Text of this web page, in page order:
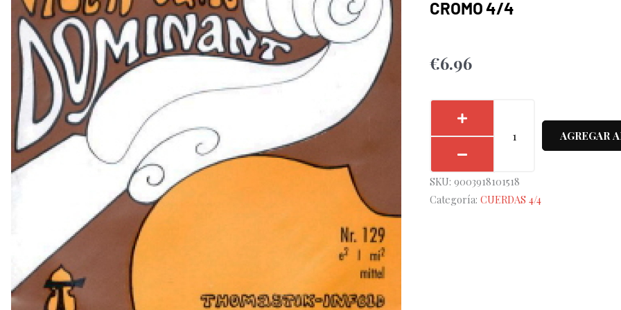
CROMO 4/4
€6.96
Dominant
AGREGAR
SKU: 9003918101518
Categoría: CUERDAS 4/4